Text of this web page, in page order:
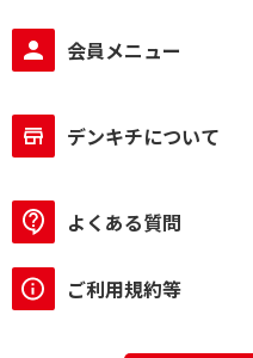
会員メニュー
デンキチについて
よくある質問
ご利用規約等